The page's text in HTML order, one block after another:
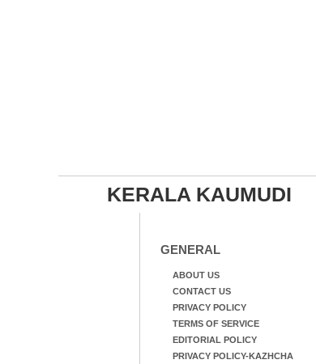
KERALA KAUMUDI
GENERAL
ABOUT US
CONTACT US
PRIVACY POLICY
TERMS OF SERVICE
EDITORIAL POLICY
PRIVACY POLICY-KAZHCHA